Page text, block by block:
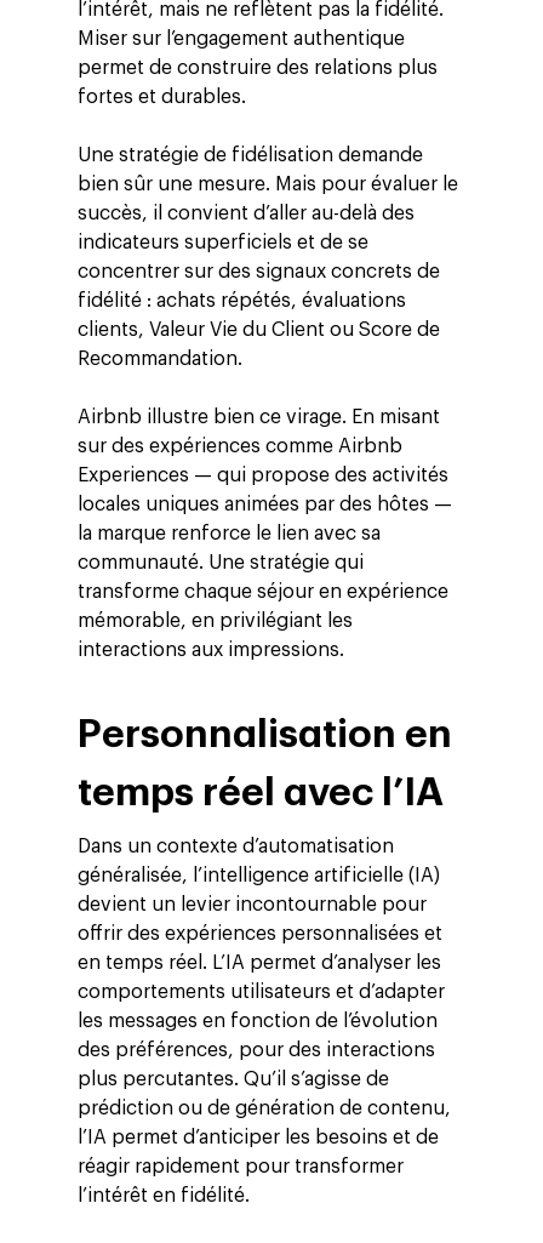
l’intérêt, mais ne reflètent pas la fidélité.
Miser sur l’engagement authentique
permet de construire des relations plus
fortes et durables.
Une stratégie de fidélisation demande
bien sûr une mesure. Mais pour évaluer le
succès, il convient d’aller au-delà des
indicateurs superficiels et de se
concentrer sur des signaux concrets de
fidélité : achats répétés, évaluations
clients, Valeur Vie du Client ou Score de
Recommandation.
Airbnb illustre bien ce virage. En misant
sur des expériences comme Airbnb
Experiences — qui propose des activités
locales uniques animées par des hôtes —
la marque renforce le lien avec sa
communauté. Une stratégie qui
transforme chaque séjour en expérience
mémorable, en privilégiant les
interactions aux impressions.
Personnalisation en
temps réel avec l’IA
Dans un contexte d’automatisation
généralisée, l’intelligence artificielle (IA)
devient un levier incontournable pour
offrir des expériences personnalisées et
en temps réel. L’IA permet d’analyser les
comportements utilisateurs et d’adapter
les messages en fonction de l’évolution
des préférences, pour des interactions
plus percutantes. Qu’il s’agisse de
prédiction ou de génération de contenu,
l’IA permet d’anticiper les besoins et de
réagir rapidement pour transformer
l’intérêt en fidélité.
Data, Analytics &
Adtech
Presse
Ebooks
Réussites
À propos
ESG
Employés
Contact